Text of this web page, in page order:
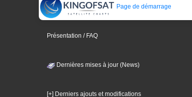
Page de démarrage
Présentation / FAQ
Dernières mises à jour (News)
[+] Derniers ajouts et modifications